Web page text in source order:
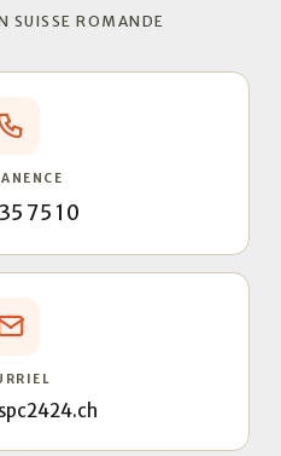
SUISSE ROMANDE
75 10